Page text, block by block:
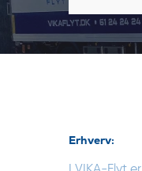
Erhverv: